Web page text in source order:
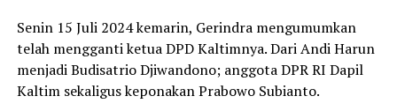
Senin 15 Juli 2024 kemarin, Gerindra mengumumkan
telah mengganti ketua DPD Kaltimnya. Dari Andi Harun
menjadi Budisatrio Djiwandono; anggota DPR RI Dapil
Kaltim sekaligus keponakan Prabowo Subianto.